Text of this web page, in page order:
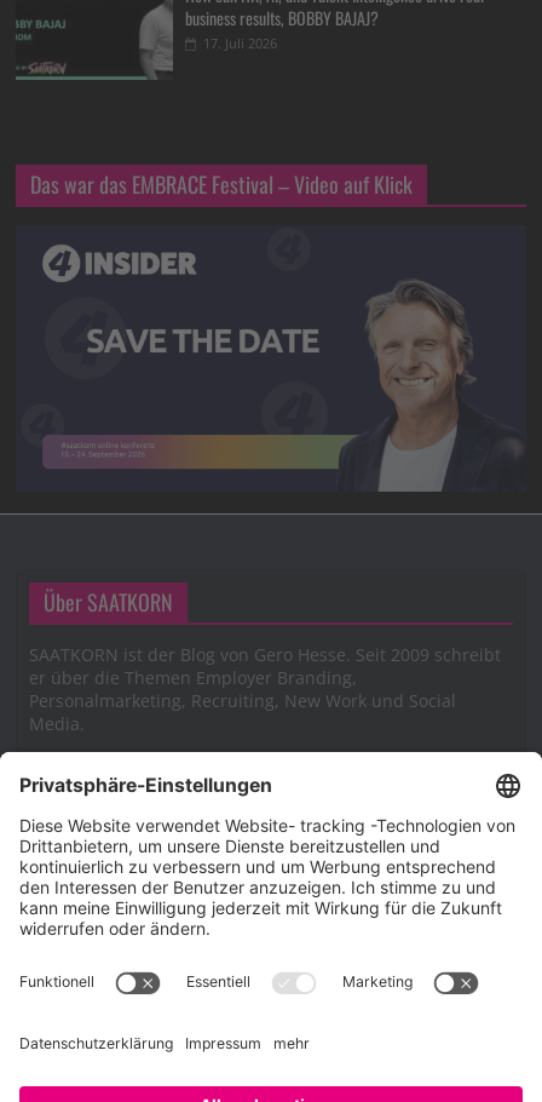
business results, BOBBY BAJAJ?
17. Juli 2026
Das war das EMBRACE Festival – Video auf Klick
Über SAATKORN
SAATKORN ist der Blog von Gero Hesse. Seit 2009 schreibt
er über die Themen Employer Branding,
Personalmarketing, Recruiting, New Work und Social
Media.
Impressum
Impressum
Cookie-Richtlinie (EU)